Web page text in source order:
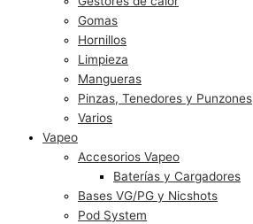
Gomas
Hornillos
Limpieza
Mangueras
Pinzas, Tenedores y Punzones
Varios
Vapeo
Accesorios Vapeo
Baterías y Cargadores
Bases VG/PG y Nicshots
Pod System